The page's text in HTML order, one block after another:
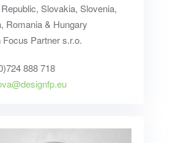
Slovakia, Slovenia,
Romania & Hungary
Focus Partner s.r.o.
888 718